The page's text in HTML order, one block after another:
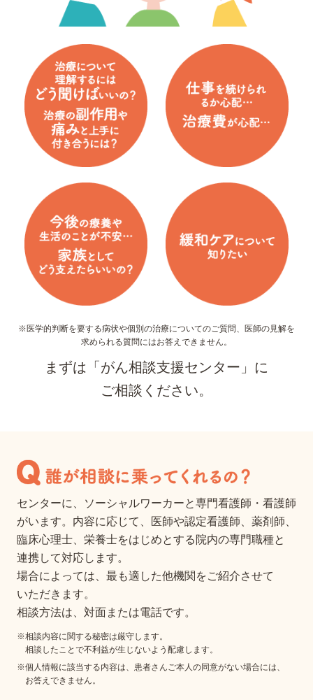
※医学的判断を要する病状や個別の治療についてのご質問、医師の見解を
求められる質問にはお答え できません。
まずは 「がん相談支援センター」 に
ご相談ください。
センターに、ソーシャルワーカーと専門看護師・看護師
がいます。 内容に応じて、 医師や認定看護師、 薬剤師、
臨床心理士、 栄養士をはじめとする院内の専門職種と
連携して対応します。
場合によっては、最も適した他機関をご紹介させて
いただきます。
相談方法は、対面または電話です。
※相談内容に関する秘密は厳守します。
相談したことで不利益が生じないよう配慮します。
※個人情報に該当する内容は、患者さんご本人の同意がない場合には、
お答え できません。